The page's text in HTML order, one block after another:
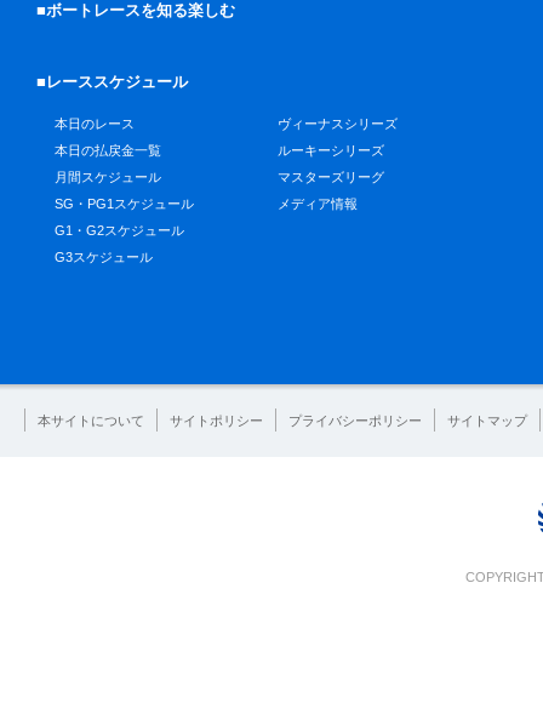
■ボートレースを知る楽しむ
■レーススケジュール
本日のレース
本日の払戻金一覧
月間スケジュール
SG・PG1スケジュール
G1・G2スケジュール
G3スケジュール
ヴィーナスシリーズ
ルーキーシリーズ
マスターズリーグ
メディア情報
本サイトについて サイトポリシー プライバシーポリシー サイトマップ